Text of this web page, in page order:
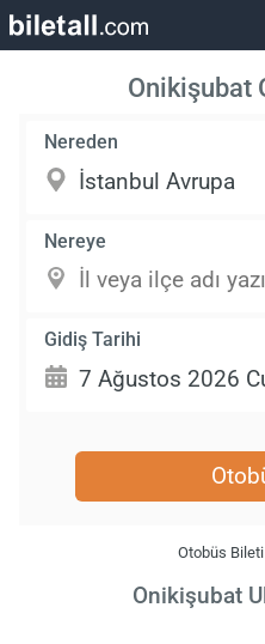
Onikişubat
Nereden
Nereye
Gidiş Tarihi
Otobüs Bileti
Onikişubat